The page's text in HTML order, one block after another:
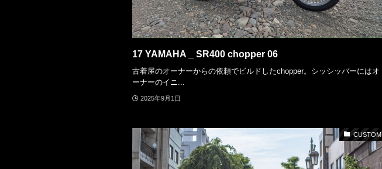
17 YAMAHA _ SR400 chopper 06
古着屋のオーナーからの依頼でビルドしたchopper。シッシッバーにはオ
ーナーのイニ...
2025年9月1日
CUSTOM